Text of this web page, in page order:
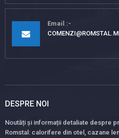
Email
DESPRE NOI
Noutăți și informații detaliate despre
Romstal: calorifere din otel, cazane